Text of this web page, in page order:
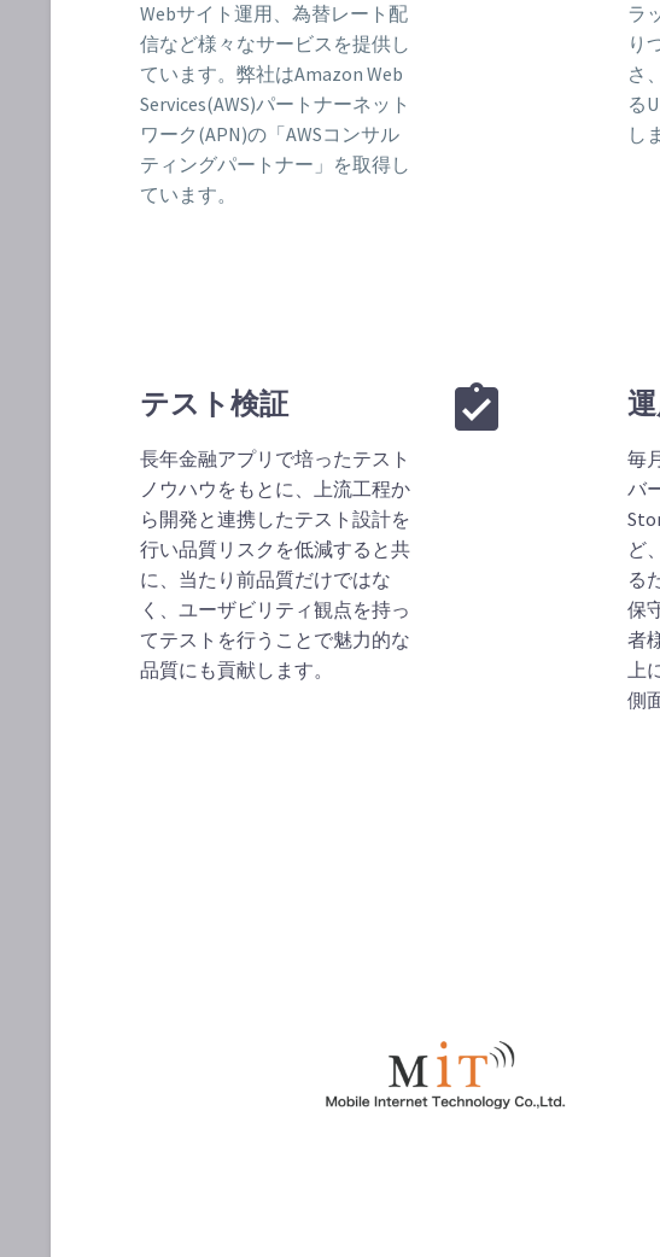
Webサイト運用、為替レート配
信など様々なサービスを提供し
ています。弊社はAmazon Web
Services(AWS)パートナーネット
ワーク(APN)の「AWSコンサル
ティングパートナー」を取得し
ています。
ラ
り
さ
る
し
テスト検証
長年金融アプリで培ったテスト
ノウハウをもとに、上流工程か
ら開発と連携したテスト設計を
行い品質リスクを低減すると共
に、当たり前品質だけではな
く、ユーザビリティ観点を持っ
てテストを行うことで魅力的な
品質にも貢献します。


毎
バ
ど
る
保
者
上
側